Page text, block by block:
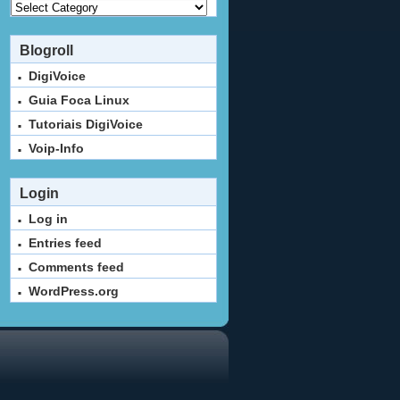
Categorias
Blogroll
DigiVoice
Guia Foca Linux
Tutoriais DigiVoice
Voip-Info
Login
Log in
Entries feed
Comments feed
WordPress.org